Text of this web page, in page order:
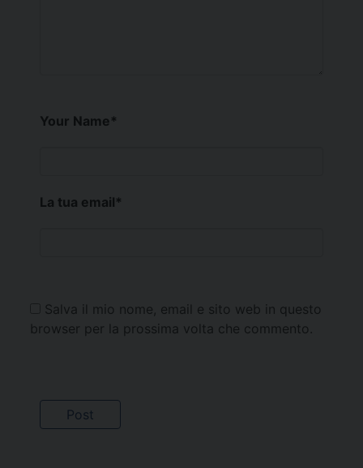
Your Name*
La tua email*
Salva il mio nome, email e sito web in questo
browser per la prossima volta che commento.